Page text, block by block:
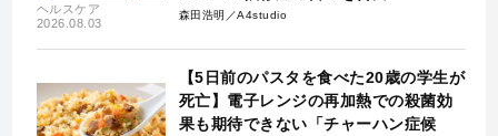
ヘルスケア
2026.08.03
森田浩明／A4studio
【5日前のパスタを食べた20歳の学生が
死亡】電子レンジの再加熱での殺菌効
果も期待できない「チャーハン症候